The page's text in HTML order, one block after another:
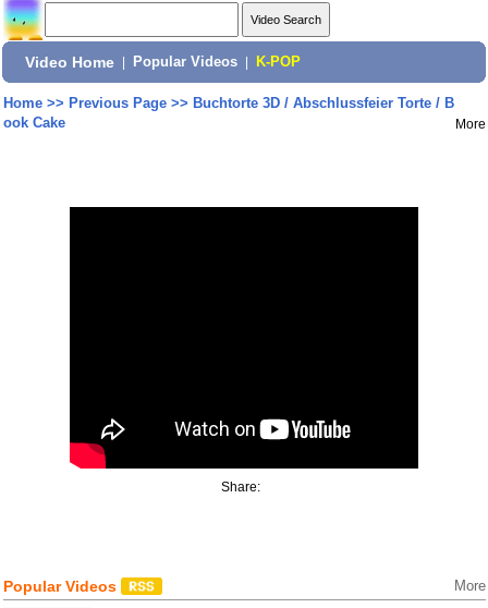
Video Home Popular Videos K-POP
Home>> Previous Page>> Buchtorte 3D / Abschlussfeier Torte / B
ook Cake
More
Share:
Popular Videos More